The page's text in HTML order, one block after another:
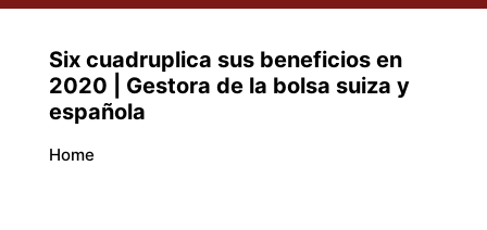
Six cuadruplica sus beneficios en
2020 | Gestora de la bolsa suiza y
española
Home